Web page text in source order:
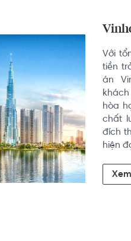
Với
tiền
án
hòa
chất
đích
hiện